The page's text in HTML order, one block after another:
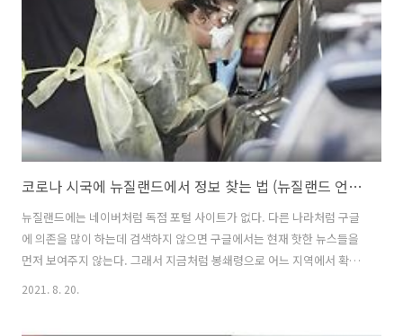
변화는 역시 포장음식이 가능하다는 거겠지. 어느 나라나 마찬가지로, 뉴
질랜드 내에서도 정부에 불만이 있는 사람들이 많다. 특히 비지니스하는
분들. 아무..
코로나 시국에 뉴질랜드에서 정보 찾는 법 (뉴질랜드 언론사, 뉴질랜드 stuff, 뉴질랜드 신문, 뉴질랜드 페이스북, 뉴질랜드 페이스북 그룹)
뉴질랜드에는 네이버처럼 독점 포털 사이트가 없다. 다른 나라처럼 구글
에 의존을 많이 하는데 검색하지 않으면 구글에서는 현재 핫한 뉴스들을
먼저 보여주지 않는다. 그래서 지금처럼 봉쇄령으로 어느 지역에서 확진
자가 나왔는데, 확진자가 다녀간 곳들은 어디 있는지 빠르게 파악하려면
2021. 8. 20.